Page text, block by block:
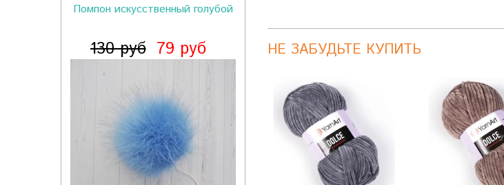
Помпон искусственный голубой
130 руб 79 руб НЕ ЗАБУДЬТЕ КУПИТЬ